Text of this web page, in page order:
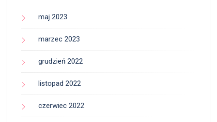
maj 2023
marzec 2023
grudzień 2022
listopad 2022
czerwiec 2022